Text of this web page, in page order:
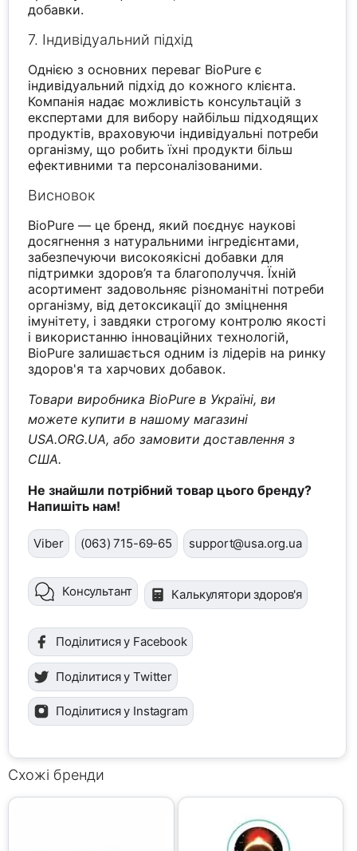
добавки.
7. Індивідуальний підхід
Однією з основних переваг BioPure є
індивідуальний підхід до кожного клієнта.
Компанія надає можливість консультацій з
експертами для вибору найбільш підходящих
продуктів, враховуючи індивідуальні потреби
організму, що робить їхні продукти більш
ефективними та персоналізованими.
Висновок
BioPure — це бренд, який поєднує наукові
досягнення з натуральними інгредієнтами,
забезпечуючи високоякісні добавки для
підтримки здоров’я та благополуччя. Їхній
асортимент задовольняє різноманітні потреби
організму, від детоксикації до зміцнення
імунітету, і завдяки строгому контролю якості
і використанню інноваційних технологій,
BioPure залишається одним із лідерів на ринку
здоров'я та харчових добавок.
Товари виробника BioPure в Україні, ви
можете купити в нашому магазині
USA.ORG.UA, або замовити доставлення з
США.
Не знайшли потрібний товар цього бренду?
Напишіть нам!
Viber (063) 715-69-65 support@usa.org.ua
Консультант Калькулятори здоров'я
Поділитися у Facebook
Поділитися у Twitter
Поділитися у Instagram
Схожі бренди